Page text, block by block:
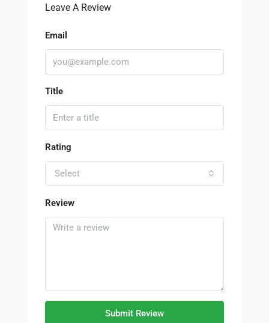
Leave A Review
Email
Title
Rating
Select
Review
Submit Review